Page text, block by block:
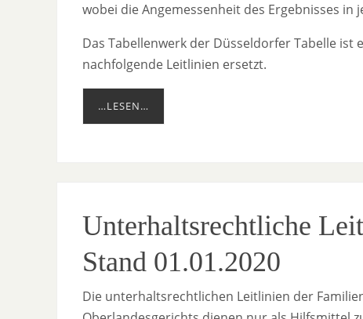
wobei die Angemessenheit des Ergebnisses in
Das Tabellenwerk der Düsseldorfer Tabelle
nachfolgende Leitlinien ersetzt.
…LESEN…
Unterhaltsrechtliche
Stand 01.01.2020
Die unterhaltsrechtlichen Leitlinien der